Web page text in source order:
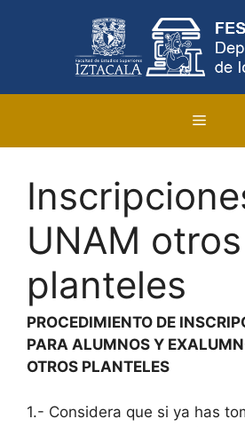
Menú
UNAM otros
planteles
PROCEDIMIENTO DE
PARA ALUMNOS Y
OTROS PLANTELES
1.- Considera que si ya has